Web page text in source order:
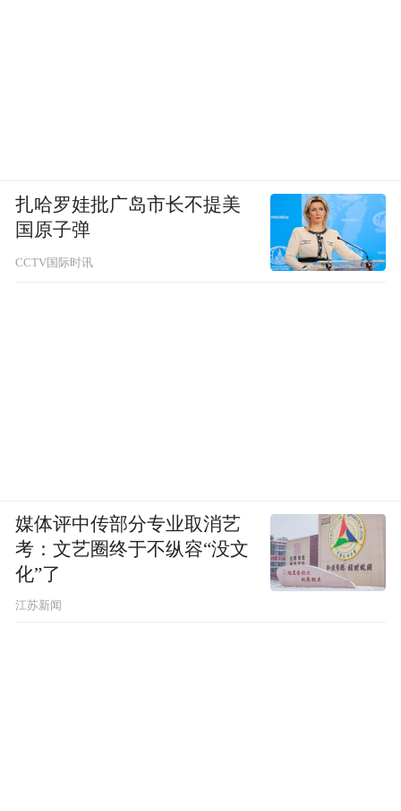
扎哈罗娃批广岛市长不提美
国原子弹
CCTV国际时讯
媒体评中传部分专业取消艺
考：文艺圈终于不纵容“没文
化”了
江苏新闻